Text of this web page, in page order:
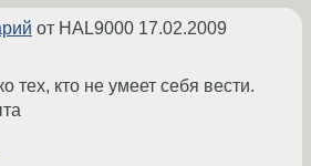
от HAL9000 17.02.2009
тех, кто не умеет себя вести.